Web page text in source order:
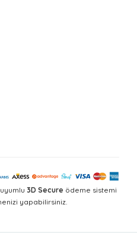
3D Secure ödeme sistemi
yapabilirsiniz.